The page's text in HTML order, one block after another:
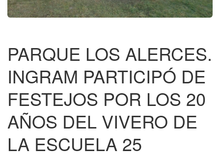
PARQUE LOS ALERCES.
INGRAM PARTICIPÓ DE
FESTEJOS POR LOS 20
AÑOS DEL VIVERO DE
LA ESCUELA 25